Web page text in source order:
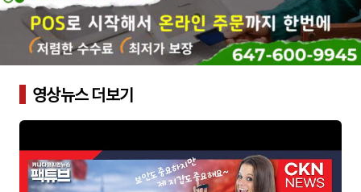
영상뉴스 더보기